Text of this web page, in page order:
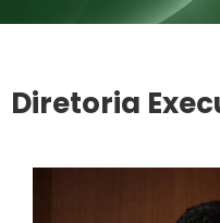
Diretoria